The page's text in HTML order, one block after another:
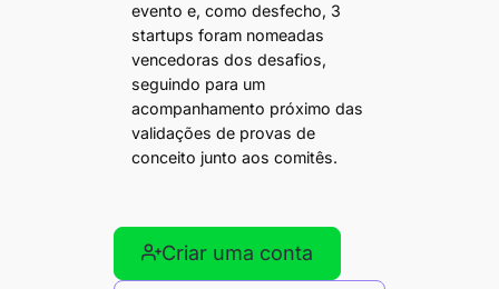
evento e, como desfecho, 3
startups foram nomeadas
vencedoras dos desafios,
seguindo para um
acompanhamento próximo das
validações de provas de
conceito junto aos comitês.
Criar uma conta